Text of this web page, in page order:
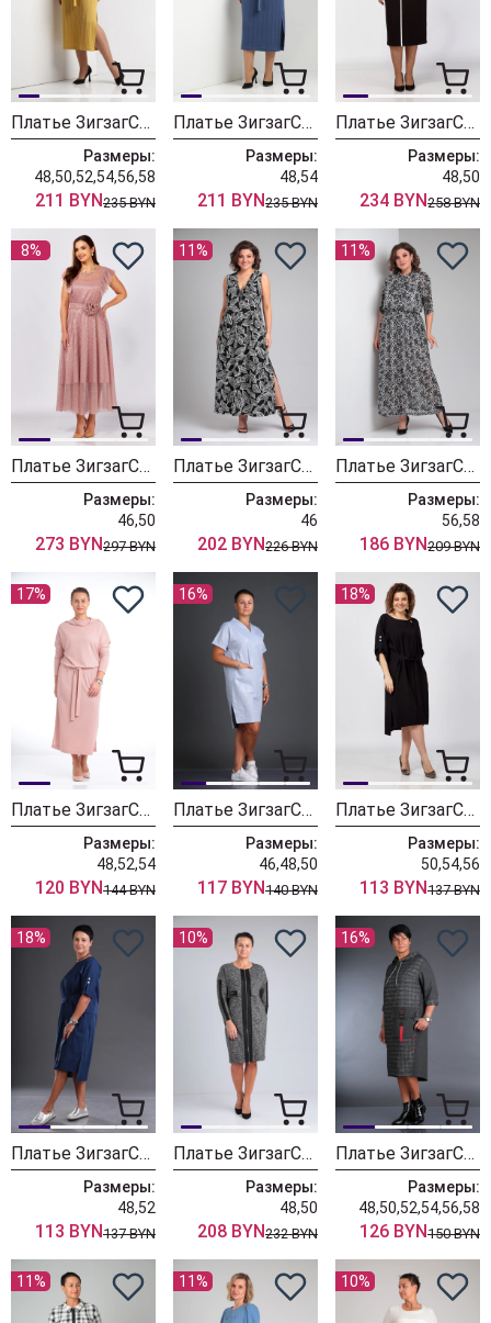
Платье ЗигзагСтиль 572 горчичный
Размеры:
48,50,52,54,56,58
211 BYN235 BYN
Платье ЗигзагСтиль 572 голубой
Размеры:
48,54
211 BYN235 BYN
Платье ЗигзагСтиль 566 черный
Размеры:
48,50
234 BYN258 BYN
8%
Платье ЗигзагСтиль 554
Размеры:
46,50
273 BYN297 BYN
11%
Платье ЗигзагСтиль 546
Размеры:
46
202 BYN226 BYN
11%
Платье ЗигзагСтиль 532 принт буквы
Размеры:
56,58
186 BYN209 BYN
17%
Платье ЗигзагСтиль 379-1 розовый
Размеры:
48,52,54
120 BYN144 BYN
16%
Платье ЗигзагСтиль 348
Размеры:
46,48,50
117 BYN140 BYN
18%
Платье ЗигзагСтиль 320 черный
Размеры:
50,54,56
113 BYN137 BYN
18%
Платье ЗигзагСтиль 320 синий
Размеры:
48,52
113 BYN137 BYN
10%
Платье ЗигзагСтиль 504 черный меланж
Размеры:
48,50
208 BYN232 BYN
16%
Платье ЗигзагСтиль 369 серый
Размеры:
48,50,52,54,56,58
126 BYN150 BYN
11% 11% 10%